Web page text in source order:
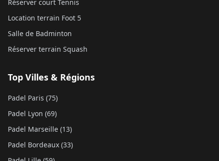
Réserver court Tennis
Location terrain Foot 5
Salle de Badminton
Réserver terrain Squash
Top Villes & Régions
Padel Paris (75)
Padel Lyon (69)
Padel Marseille (13)
Padel Bordeaux (33)